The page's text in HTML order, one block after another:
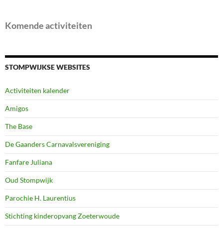
Komende activiteiten
STOMPWIJKSE WEBSITES
Activiteiten kalender
Amigos
The Base
De Gaanders Carnavalsvereniging
Fanfare Juliana
Oud Stompwijk
Parochie H. Laurentius
Stichting kinderopvang Zoeterwoude